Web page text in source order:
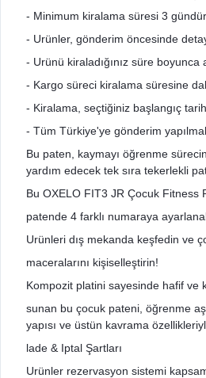
- Minimum kiralama süresi 3
- Urünler, gönderim öncesinde
- Urünü kiraladığınız süre
- Kargo süreci kiralama süresine
- Kiralama, seçtiğiniz başlangıç
- Tüm Türkiye'ye gönderim
Bu paten, kaymayı öğrenme
yardım edecek tek sıra tekerlekli
Bu OXELO FIT3 JR Çocuk Fitness
patende 4 farklı numaraya
Urünleri dış mekanda keşfedin ve
maceralarını kişiselleştirin!
Kompozit platini sayesinde hafif ve
sunan bu çocuk pateni, öğrenme
yapısı ve üstün kavrama
lade & Iptal Şartları
Urünler rezervasyon sistemi